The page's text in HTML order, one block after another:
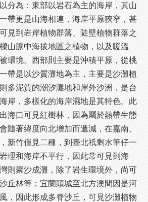
分為：東部以岩石為主的海岸，其山
帶更是山海相連，海岸平原狹窄，甚
見到岩岸植物群落、陡壁植物群落之
山脈中海拔地區之植物，以及暖溫
環境。西部則主要是沖積平原，從桃
帶是以沙質灘地為主，主要是沙灘植
多泥質的潮汐灘地和岸外沙洲，是台
岸，多樣化的海岸濕地是其特色。此
海口可見紅樹林，因為屬於熱帶生態
隨著緯度向北增加而遞減，在嘉南、
新竹僅見二種，到臺北祇剩水筆仔一
理和海岸不平行，因此常可見到海
則聚沙成灘，除了岩生環境外，尚可
丘林等；宜蘭頭城至北方澳間因是河
，因此形成多脊沙丘，可見沙灘植物